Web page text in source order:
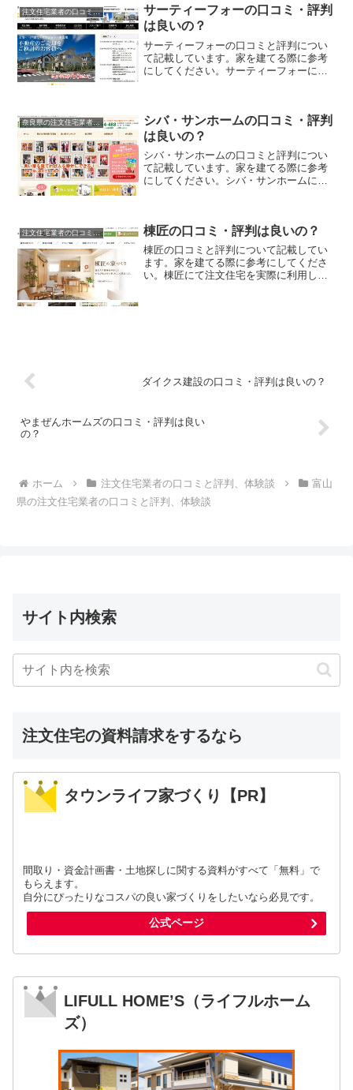
注文住宅業者の口コミと評判、体験談
サーティーフォーの口コミ・評判
は良いの？
サーティーフォーの口コミと評判につい
て記載しています。家を建てる際に参考
にしてください。サーティーフォーにて
奈良県の注文住宅業者の口コミと評判、体験談
シバ・サンホームの口コミ・評判
は良いの？
シバ・サンホームの口コミと評判につい
て記載しています。家を建てる際に参考
にしてください。シバ・サンホームにて
注文住宅業者の口コミと評判、体験談 棟匠の口コミ・評判は良いの？
棟匠の口コミと評判について記載してい
ます。家を建てる際に参考にしてくださ
い。棟匠にて注文住宅を実際に利用した
ダイクス建設の口コミ・評判は良いの？
やまぜんホームズの口コミ・評判は良い
の？
ホーム 注文住宅業者の口コミと評判、体験談
富山
県の注文住宅業者の口コミと評判、体験談
サイト内検索
注文住宅の資料請求をするなら
タウンライフ家づくり【PR】
間取り・資金計画書・土地探しに関する資料がすべて「無料」で
もらえます。
自分にぴったりなコスパの良い家づくりをしたいなら必見です。
公式ページ
LIFULL HOME’S（ライフルホーム
ズ）